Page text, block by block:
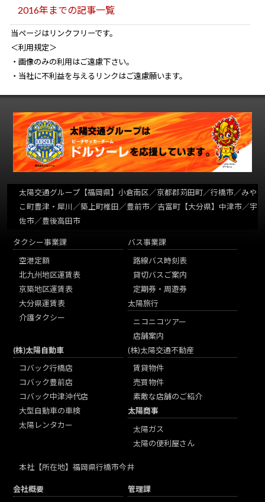
2016年までの記事一覧
当ページはリンクフリーです。
＜利用規定＞
・画像のみの利用はご遠慮下さい。
・当社に不利益を与えるリンクはご遠慮願います。
太陽交通グループ 【福岡県】小倉南区／京都郡苅田町／行橋市／みや
こ町豊津・犀川／築上町椎田／豊前市／吉富町【大分県】中津市／宇
佐市／豊後高田市
タクシー事業課
空港定額
北九州地区運賃表
京築地区運賃表
大分県運賃表
介護タクシー
バス事業課
路線バス時刻表
貸切バスご案内
定期券・周遊券
太陽旅行
ニコニコツアー
店舗案内
(株)太陽自動車
コバック行橋店
コバック豊前店
コバック中津沖代店
大型自動車の車検
太陽レンタカー
(株)太陽交通不動産
賃貸物件
売買物件
素敵な店舗のご紹介
太陽商事
太陽ガス
太陽の便利屋さん
本社 【所在地】福岡県行橋市今井
会社概要 管理課